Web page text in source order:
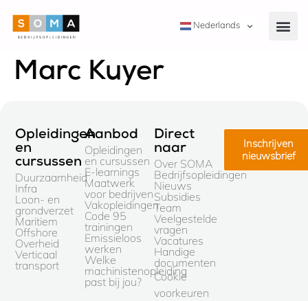
Nederlands
Marc Kuyer
Opleidingen
en
cursussen
Duurzaamheid
Infra
Loon- en
grondverzet
Maritiem
Offshore
Overheid
Verticaal
transport
Aanbod
Opleidingen
en cursussen
E-learnings
Maatwerk
voor bedrijven
Vakopleidingen
Code 95
trainingen
Emissieloos
werken
Welke
machinistenopleiding
past bij jou?
Direct
naar
Over SOMA
Bedrijfsopleidingen
Nieuws
Subsidies
Team
Veelgestelde
vragen
Vacatures
Handige
documenten
Cookie
voorkeuren
Inschrijven
nieuwsbrief